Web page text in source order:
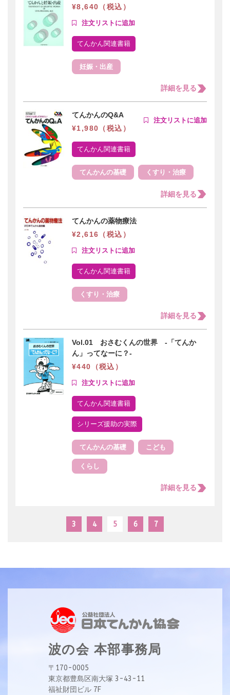
¥8,640（税込）
てんかん関連書籍
妊娠・出産
詳細を見る
てんかんのQ&A
¥1,980（税込）
てんかん関連書籍
てんかんの基礎 くすり・治療
詳細を見る
てんかんの薬物療法
¥2,616（税込）
てんかん関連書籍
くすり・治療
詳細を見る
Vol.01 おさむくんの世界 -「てんか
ん」ってなーに？-
¥440（税込）
てんかん関連書籍
シリーズ援助の実際
てんかんの基礎 こども
くらし
詳細を見る
3 4 5 6 7
波の会 本部事務局
〒170-0005
東京都豊島区南大塚 3-43-11
福祉財団ビル 7F